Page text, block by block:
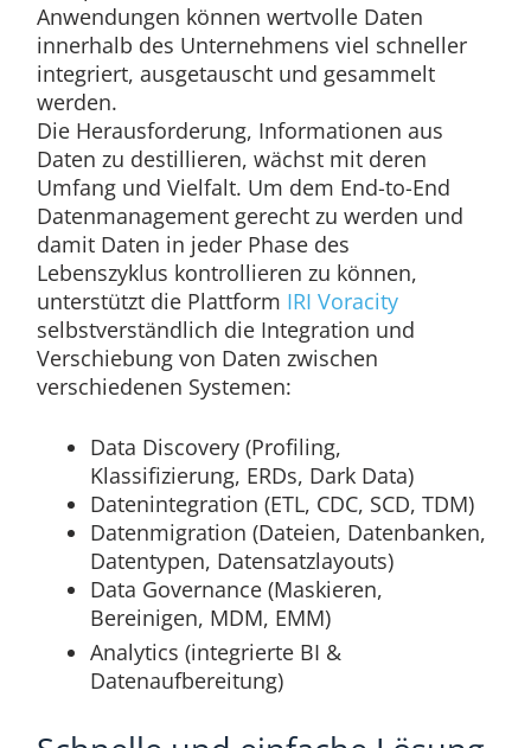
Anwendungen können wertvolle Daten
innerhalb des Unternehmens viel schneller
integriert, ausgetauscht und gesammelt
werden.
Die Herausforderung, Informationen aus
Daten zu destillieren, wächst mit deren
Umfang und Vielfalt. Um dem End-to-End
Datenmanagement gerecht zu werden und
damit Daten in jeder Phase des
Lebenszyklus kontrollieren zu können,
unterstützt die Plattform IRI Voracity
selbstverständlich die Integration und
Verschiebung von Daten zwischen
verschiedenen Systemen:
Data Discovery (Profiling,
Klassifizierung, ERDs, Dark Data)
Datenintegration (ETL, CDC, SCD, TDM)
Datenmigration (Dateien, Datenbanken,
Datentypen, Datensatzlayouts)
Data Governance (Maskieren,
Bereinigen, MDM, EMM)
Analytics (integrierte BI &
Datenaufbereitung)